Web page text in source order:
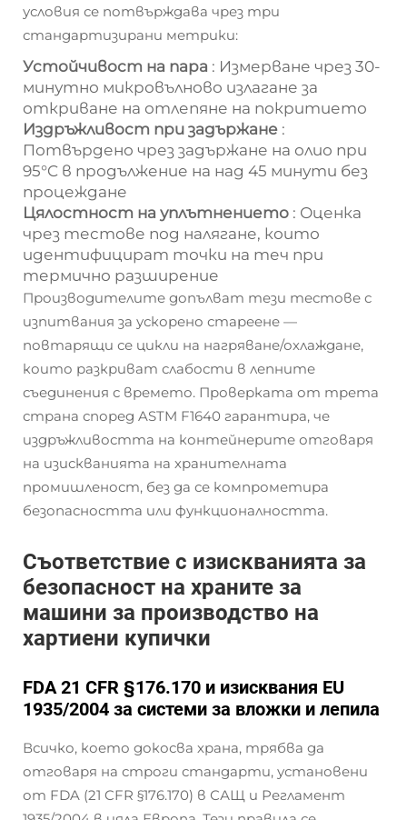
условия се потвърждава чрез три
стандартизирани метрики:
Устойчивост на пара : Измерване чрез 30-
минутно микровълново излагане за
откриване на отлепяне на покритието
Издръжливост при задържане :
Потвърдено чрез задържане на олио при
95°C в продължение на над 45 минути без
процеждане
Цялостност на уплътнението : Оценка
чрез тестове под налягане, които
идентифицират точки на теч при
термично разширение
Производителите допълват тези тестове с
изпитвания за ускорено стареене —
повтарящи се цикли на нагряване/охлаждане,
които разкриват слабости в лепните
съединения с времето. Проверката от трета
страна според ASTM F1640 гарантира, че
издръжливостта на контейнерите отговаря
на изискванията на хранителната
промишленост, без да се компрометира
безопасността или функционалността.
Съответствие с изискванията за
безопасност на храните за
машини за производство на
хартиени купички
FDA 21 CFR §176.170 и изисквания EU
1935/2004 за системи за вложки и лепила
Всичко, което докосва храна, трябва да
отговаря на строги стандарти, установени
от FDA (21 CFR §176.170) в САЩ и Регламент